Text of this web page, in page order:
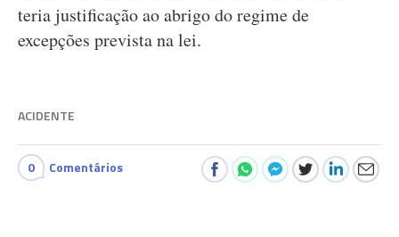
teria justificação ao abrigo do regime de
excepções prevista na lei.
ACIDENTE
0 Comentários